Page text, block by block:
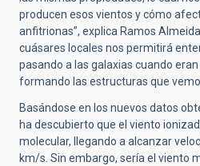
producen esos vientos y cómo
anfitrionas”, explica Ramos
cuásares locales nos permitirá
pasando a las galaxias cuando
formando las estructuras que
Basándose en los nuevos datos
ha descubierto que el viento
molecular, llegando a alcanzar
km/s. Sin embargo, sería el viento